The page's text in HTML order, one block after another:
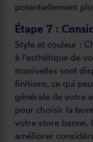
potentiellement
Étape 7 :
Style et couleur :
à l'esthétique de
manivelles sont
finitions, ce qui
générale de votre
pour choisir la
votre store banne.
améliorer